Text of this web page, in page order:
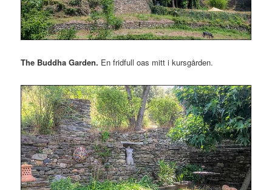
The Buddha Garden. En fridfull oas mitt i kursgården.